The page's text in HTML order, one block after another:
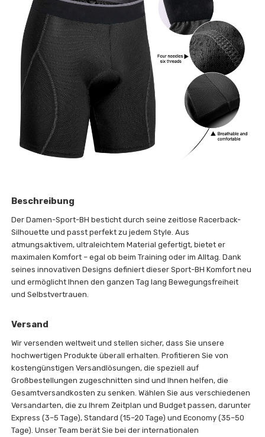
Beschreibung
Der Damen-Sport-BH besticht durch seine zeitlose Racerback-
Silhouette und passt perfekt zu jedem Style. Aus
atmungsaktivem, ultraleichtem Material gefertigt, bietet er
maximalen Komfort – egal ob beim Training oder im Alltag. Dank
seines innovativen Designs definiert dieser Sport-BH Komfort neu
und ermöglicht Ihnen den ganzen Tag lang Bewegungsfreiheit
und Selbstvertrauen.
Versand
Wir versenden weltweit und stellen sicher, dass Sie unsere
hochwertigen Produkte überall erhalten. Profitieren Sie von
kostengünstigen Versandlösungen, die speziell auf
Großbestellungen zugeschnitten sind und Ihnen helfen, die
Gesamtversandkosten zu senken. Wählen Sie aus verschiedenen
Versandarten, die zu Ihrem Zeitplan und Budget passen, darunter
Express (3–5 Tage), Standard (15–20 Tage) und Economy (35–50
Tage). Unser Team berät Sie bei der internationalen